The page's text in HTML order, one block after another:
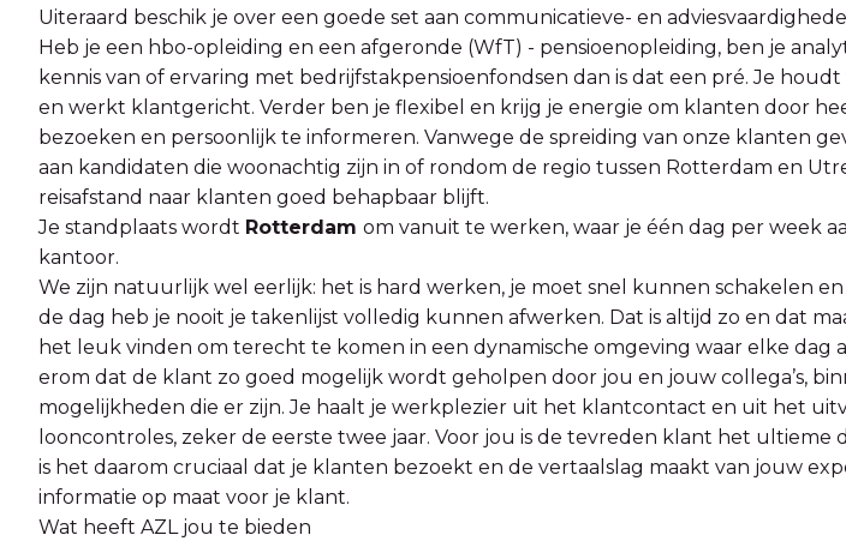
Uiteraard beschik je over een goede set aan communicatieve- en
Heb je een hbo-opleiding en een afgeronde (WfT) - pensioenopleiding, ben je
kennis van of ervaring met bedrijfstakpensioenfondsen dan is dat een pré. Je
en werkt klantgericht. Verder ben je flexibel en krijg je energie om klanten door
bezoeken en persoonlijk te informeren. Vanwege de spreiding van onze klanten
aan kandidaten die woonachtig zijn in of rondom de regio tussen Rotterdam en
reisafstand naar klanten goed behapbaar blijft.
Je standplaats wordt Rotterdam om vanuit te werken, waar je één dag per week
kantoor.
We zijn natuurlijk wel eerlijk: het is hard werken, je moet snel kunnen schakelen
de dag heb je nooit je takenlijst volledig kunnen afwerken. Dat is altijd zo en dat
het leuk vinden om terecht te komen in een dynamische omgeving waar elke dag
erom dat de klant zo goed mogelijk wordt geholpen door jou en jouw collega’s,
mogelijkheden die er zijn. Je haalt je werkplezier uit het klantcontact en uit het
looncontroles, zeker de eerste twee jaar. Voor jou is de tevreden klant het ultieme
is het daarom cruciaal dat je klanten bezoekt en de vertaalslag maakt van jouw
informatie op maat voor je klant.
Wat heeft AZL jou te bieden